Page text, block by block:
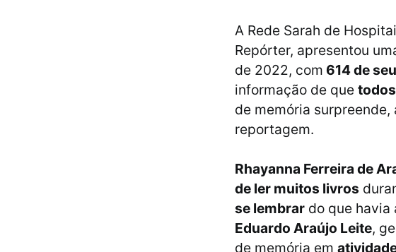
A Rede Sarah de
Repórter, apresentou
de 2022, com 614 de
informação de que
de memória
reportagem.
Rhayanna Ferreira de
de ler muitos livros
se lembrar do que havia
Eduardo Araújo Leite,
de memória em